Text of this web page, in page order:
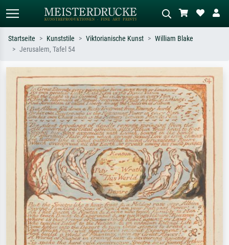
Suchen Sie nach Künstlern, Werktiteln
oder Stilen – z.B. Monet,
Sternennacht, Impressionismus, Welle
Hokusai, Akt.
Beschreiben Sie die Szene – z.B. Grüne
Wiese, Abstrakt mit viel Rot, Dunkles
Ölgemälde, Stehender Akt neben einem
Baum.
Startseite Kunststile Viktorianische Kunst
William Blake
Jerusalem, Tafel 54